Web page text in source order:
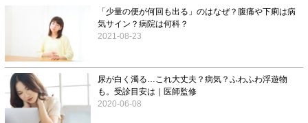
「少量の便が何回も出る」のはなぜ？腹痛や下痢は病
気サイン？病院は何科？
2021-08-23
尿が白く濁る…これ大丈夫？病気？ふわふわ浮遊物
も。受診目安は｜医師監修
2020-06-08